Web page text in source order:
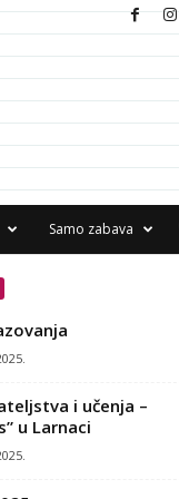
Samo zabava
i učenja –
u Larnaci